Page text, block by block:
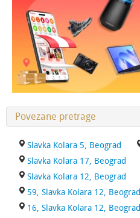
Povezane pretrage
Slavka Kolara 5, Beograd
Slavka Kolara 17, Beograd
Slavka Kolara 12, Beograd
59, Slavka Kolara 12, Beograd
16, Slavka Kolara 12, Beograd